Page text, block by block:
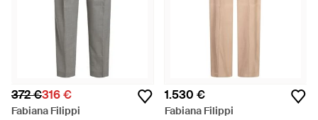
372 €316 €
Fabiana Filippi
1.530 €
Fabiana Filippi